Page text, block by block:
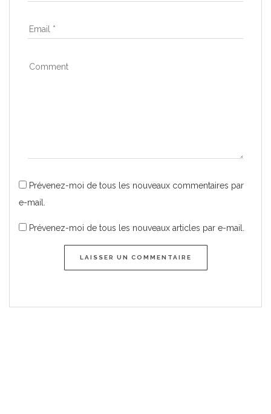
Prévenez-moi de tous les nouveaux commentaires par
e-mail.
Prévenez-moi de tous les nouveaux articles par e-mail.
LAISSER UN COMMENTAIRE